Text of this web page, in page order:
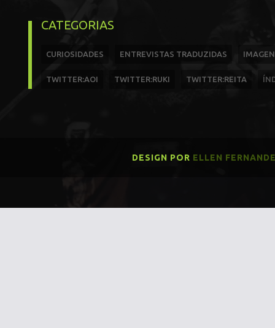
CATEGORIAS
CURIOSIDADES ENTREVISTAS TRADUZIDAS
TWITTER:AOI TWITTER:RUKI TWITTER:REITA
DESIGN POR ELLEN